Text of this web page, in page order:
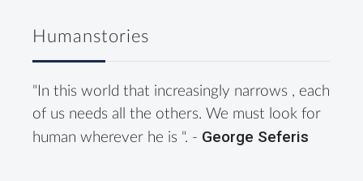
Humanstories
"In this world that increasingly narrows , each
of us needs all the others. We must look for
human wherever he is ". - George Seferis